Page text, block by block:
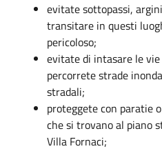
evitate sottopassi,
transitare in questi
pericoloso;
evitate di intasare le
percorrete strade
stradali;
proteggete con paratie
che si trovano al piano
Villa Fornaci;